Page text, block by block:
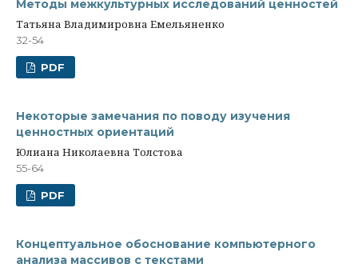
Методы межкультурных исследований ценностей
Татьяна Владимировна Емельяненко
32-54
PDF
Некоторые замечания по поводу изучения
ценностных ориентаций
Юлиана Николаевна Толстова
55-64
PDF
Концептуальное обоснование компьютерного
анализа массивов с текстами